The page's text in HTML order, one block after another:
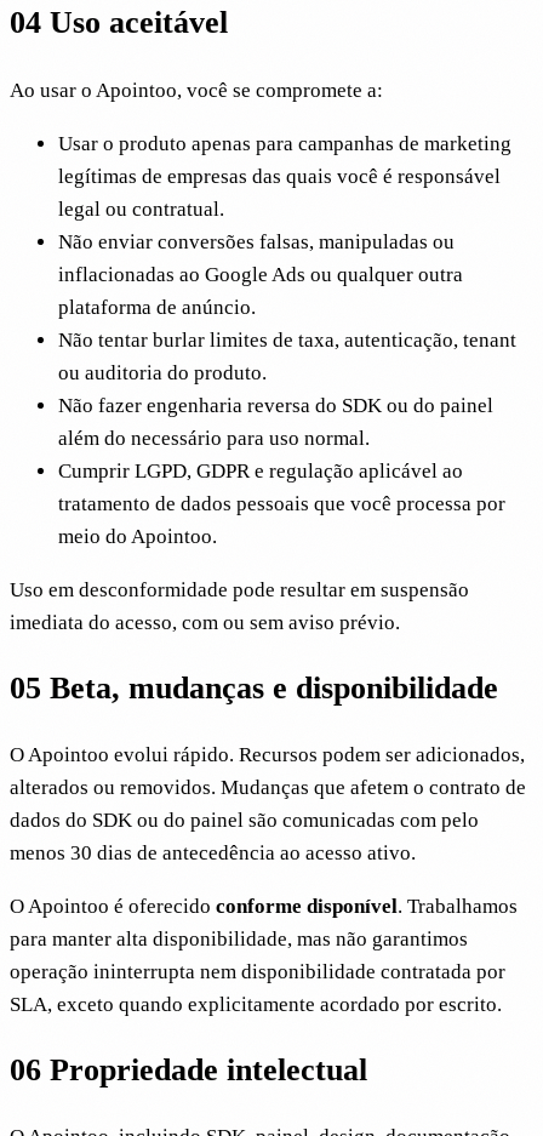
04 Uso aceitável
Ao usar o Apointoo, você se compromete a:
Usar o produto apenas para campanhas de marketing
legítimas de empresas das quais você é responsável
legal ou contratual.
Não enviar conversões falsas, manipuladas ou
inflacionadas ao Google Ads ou qualquer outra
plataforma de anúncio.
Não tentar burlar limites de taxa, autenticação, tenant
ou auditoria do produto.
Não fazer engenharia reversa do SDK ou do painel
além do necessário para uso normal.
Cumprir LGPD, GDPR e regulação aplicável ao
tratamento de dados pessoais que você processa por
meio do Apointoo.
Uso em desconformidade pode resultar em suspensão
imediata do acesso, com ou sem aviso prévio.
05 Beta, mudanças e disponibilidade
O Apointoo evolui rápido. Recursos podem ser adicionados,
alterados ou removidos. Mudanças que afetem o contrato de
dados do SDK ou do painel são comunicadas com pelo
menos 30 dias de antecedência ao acesso ativo.
O Apointoo é oferecido conforme disponível. Trabalhamos
para manter alta disponibilidade, mas não garantimos
operação ininterrupta nem disponibilidade contratada por
SLA, exceto quando explicitamente acordado por escrito.
06 Propriedade intelectual